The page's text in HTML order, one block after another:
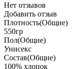
Нет отзывов
Добавить отзыв
Плотность(Общие)
550гр
Пол(Общие)
Унисекс
Состав(Общие)
100% хлопок